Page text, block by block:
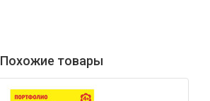
Похожие товары